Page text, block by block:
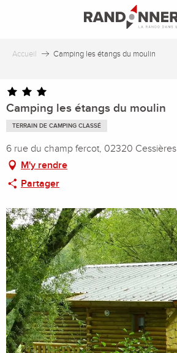
principal
Accueil Camping les étangs du moulin
Camping les étangs du moulin
TERRAIN DE CAMPING CLASSÉ
6 rue du champ fercot, 02320 Cessières
M'y rendre
Partager